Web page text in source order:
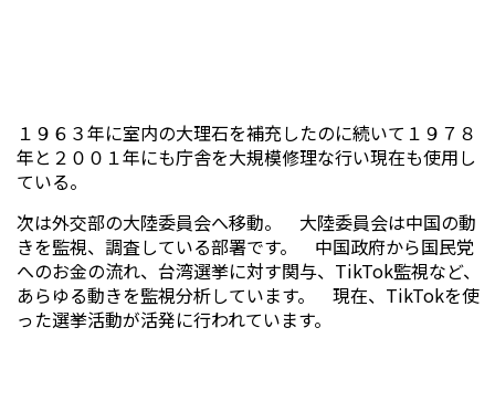
１９６３年に室内の大理石を補充したのに続いて１９７８
年と２００１年にも庁舎を大規模修理な行い現在も使用し
ている。
次は外交部の大陸委員会へ移動。 大陸委員会は中国の動
きを監視、調査している部署です。 中国政府から国民党
へのお金の流れ、台湾選挙に対す関与、TikTok監視など、
あらゆる動きを監視分析しています。 現在、TikTokを使
った選挙活動が活発に行われています。